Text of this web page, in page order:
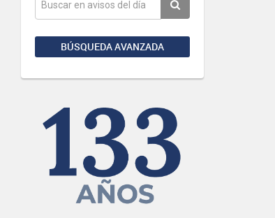
BÚSQUEDA AVANZADA